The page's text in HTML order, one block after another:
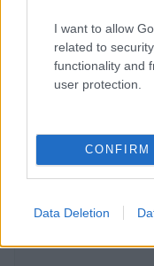
I want to allow
related to
functionality and
user protection.
CONFIRM
Data Deletion
az egyetértés
melleti érvelés.